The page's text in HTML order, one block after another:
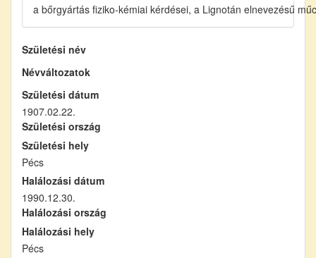
a bőrgyártás fiziko-kémiai kérdései, a Lignotán elnevezésű
Születési név
Névváltozatok
Születési dátum
1907.02.22.
Születési ország
Születési hely
Pécs
Halálozási dátum
1990.12.30.
Halálozási ország
Halálozási hely
Pécs